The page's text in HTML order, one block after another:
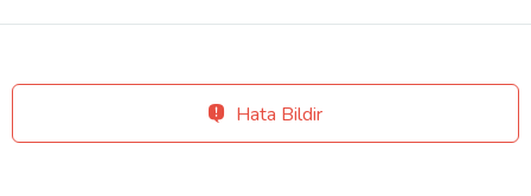
Hata Bildir